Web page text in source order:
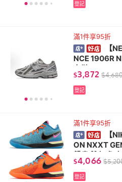
登記
滿1件享95折
【
NCE 1906R
$3,872 $
登記
滿1件享95折
【
ON NXXT
$4,066 $
登記